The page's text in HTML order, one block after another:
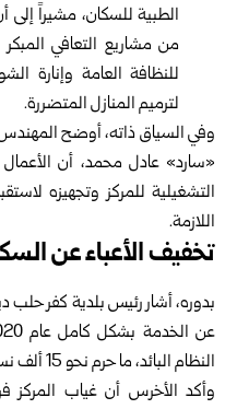
الطبية للسكان، مشيراً إلى
من مشاريع التعافي
للنظافة العامة وإنارة
لترميم المنازل المتضررة.
وفي السياق ذاته، أوضح
«سارد» عادل محمد، أن الأعمال
التشغيلية للمركز وتجهيزه
اللازمة.
تخفيف الأعباء عن
بدوره، أشار رئيس بلدية كفر حلب
النظام البائد، ما حرم نحو 15 ألف نسمة من الخدمات الطبية الأساسية.
وأكد الأخرس أن غياب المركز